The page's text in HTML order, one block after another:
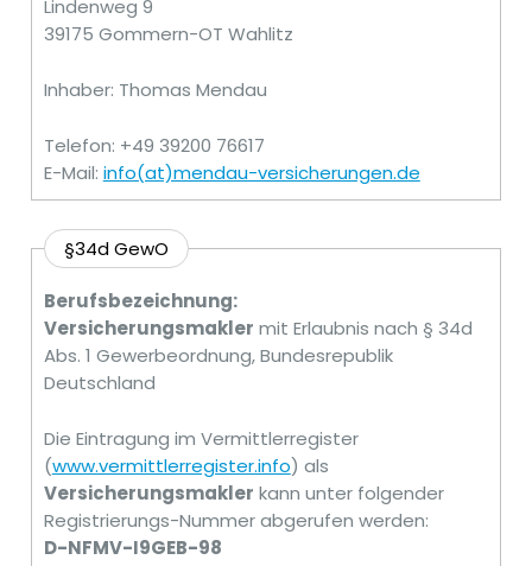
Lindenweg 9
39175 Gommern-OT Wahlitz
Inhaber: Thomas Mendau
Telefon: +49 39200 76617
E-Mail: info(at)mendau-versicherungen.de
§34d GewO
Berufsbezeichnung:
Versicherungsmakler mit Erlaubnis nach § 34d
Abs. 1 Gewerbeordnung, Bundesrepublik
Deutschland
Die Eintragung im Vermittlerregister
(www.vermittlerregister.info) als
Versicherungsmakler kann unter folgender
Registrierungs-Nummer abgerufen werden:
D-NFMV-I9GEB-98